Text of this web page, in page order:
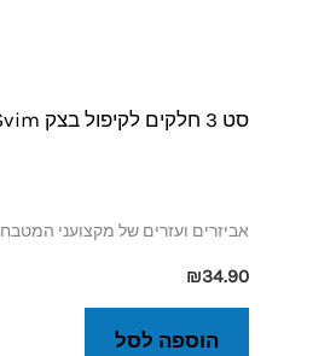
סט 3 חלקים לקיפול בצק Svim
אביזרים ועזרים של מקצועני המטבח
₪34.90
הוספה לסל